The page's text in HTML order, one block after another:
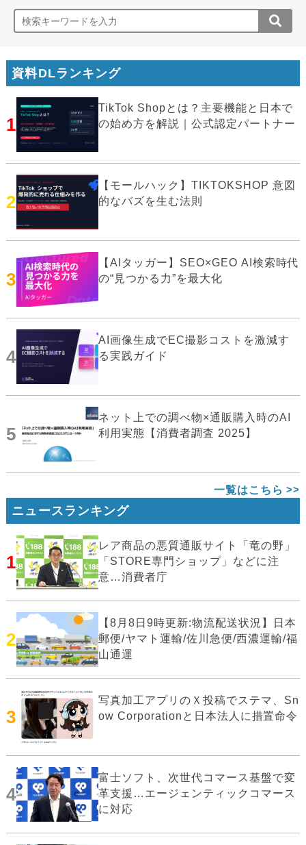
資料DLランキング
1
TikTok Shopとは？主要機能と日本で
の始め方を解説｜公式認定パートナー
2
【モールハック】TIKTOKSHOP 意図
的なバズを生む法則
3
【AIタッガー】SEO×GEO AI検索時代
の“見つかる力”を最大化
4
AI画像生成でEC撮影コストを激減す
る実践ガイド
5
ネット上での調べ物×通販購入時のAI
利用実態【消費者調査 2025】
一覧はこちら
ニュースランキング
1
レア商品の悪質通販サイト「竜の野」
「STORE専門ショップ」などに注
意…消費者庁
2
【8月8日9時更新:物流配送状況】日本
郵便/ヤマト運輸/佐川急便/西濃運輸/福
山通運
3
写真加工アプリのＸ投稿でステマ、Sn
ow Corporationと日本法人に措置命令
4
富士ソフト、次世代コマース基盤で変
革支援…エージェンティックコマース
に対応